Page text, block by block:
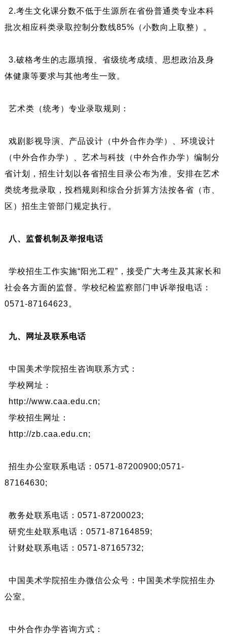
2.考生文化课分数不低于生源所在省份普通类专业本科
批次相应科类录取控制分数线85%（小数向上取整）。
3.破格考生的志愿填报、省级统考成绩、思想政治及身
体健康等要求与其他考生一致。
艺术类（统考）专业录取规则：
戏剧影视导演、产品设计（中外合作办学）、环境设计
（中外合作办学）、艺术与科技（中外合作办学）编制分
省计划，招生计划以各省招生目录公布为准。安排在艺术
类统考批录取，投档规则和综合分折算方法按各省（市、
区）招生主管部门规定执行。
八、 监督机制及举报电话
学校招生工作实施“阳光工程”，接受广大考生及其家长和
社会各方面的监督。学校纪检监察部门申诉举报电话：
0571-87164623。
九、 网址及联系电话
中国美术学院招生咨询联系方式：
学校网址：
http://www.caa.edu.cn;
学校招生网址：
http://zb.caa.edu.cn;
招生办公室联系电话：0571-87200900;0571-
87164630;
教务处联系电话：0571-87200023;
研究生处联系电话：0571-87164859;
计财处联系电话：0571-87165732;
中国美术学院招生办微信公众号：中国美术学院招生办
公室。
中外合作办学咨询方式：